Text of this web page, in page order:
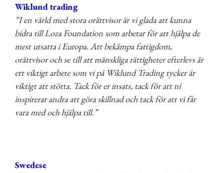
Wiklund trading
”I en värld med stora orättvisor är vi glada att kunna
bidra till Loza Foundation som arbetar för att hjälpa de
mest utsatta i Europa. Att bekämpa fattigdom,
orättvisor och se till att mänskliga rättigheter efterlevs är
ett viktigt arbete som vi på Wiklund Trading tycker är
viktigt att stötta. Tack för er insats, tack för att ni
inspirerar andra att göra skillnad och tack för att vi får
vara med och hjälpa till.”
Swedese